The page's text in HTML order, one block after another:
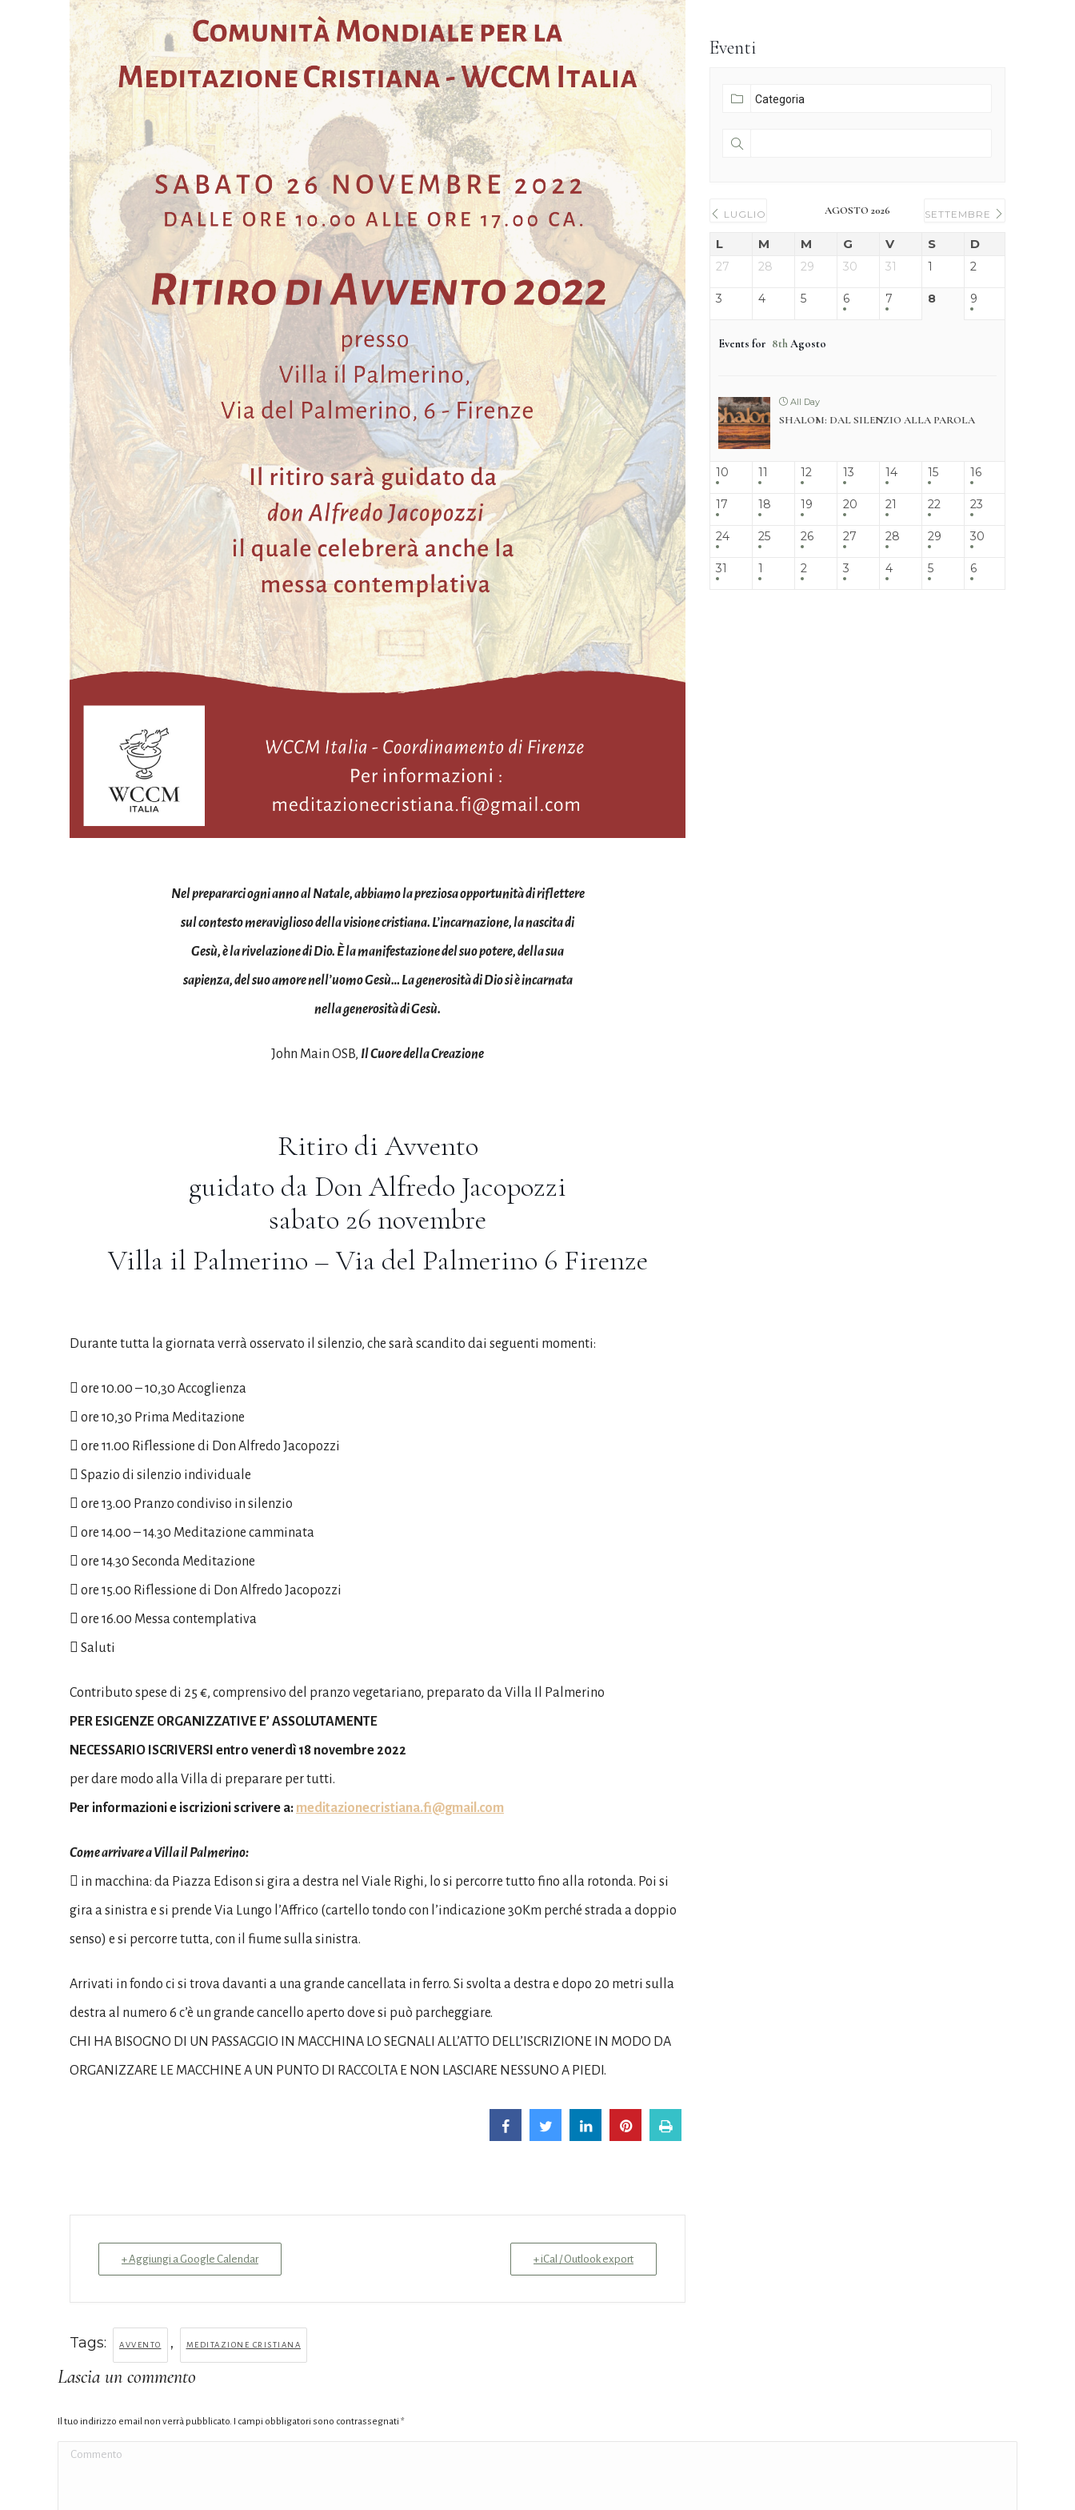
Nel prepararci ogni anno al Natale, abbiamo la preziosa opportunità di riflettere
sul contesto meraviglioso della visione cristiana. L’incarnazione, la nascita di
Gesù, è la rivelazione di Dio. È la manifestazione del suo potere, della sua
sapienza, del suo amore nell’uomo Gesù… La generosità di Dio si è incarnata
nella generosità di Gesù.
John Main OSB, Il Cuore della Creazione
Ritiro di Avvento
guidato da Don Alfredo Jacopozzi
sabato 26 novembre
Villa il Palmerino – Via del Palmerino 6 Firenze
Durante tutta la giornata verrà osservato il silenzio, che sarà scandito dai seguenti momenti:
 ore 10.00 – 10,30 Accoglienza
 ore 10,30 Prima Meditazione
 ore 11.00 Riflessione di Don Alfredo Jacopozzi
 Spazio di silenzio individuale
 ore 13.00 Pranzo condiviso in silenzio
 ore 14.00 – 14.30 Meditazione camminata
 ore 14.30 Seconda Meditazione
 ore 15.00 Riflessione di Don Alfredo Jacopozzi
 ore 16.00 Messa contemplativa
 Saluti
Contributo spese di 25 €, comprensivo del pranzo vegetariano, preparato da Villa Il Palmerino
PER ESIGENZE ORGANIZZATIVE E’ ASSOLUTAMENTE
NECESSARIO ISCRIVERSI entro venerdì 18 novembre 2022
per dare modo alla Villa di preparare per tutti.
Per informazioni e iscrizioni scrivere a: meditazionecristiana.fi@gmail.com
Come arrivare a Villa il Palmerino:
 in macchina: da Piazza Edison si gira a destra nel Viale Righi, lo si percorre tutto fino alla rotonda. Poi si
gira a sinistra e si prende Via Lungo l’Affrico (cartello tondo con l’indicazione 30Km perché strada a doppio
senso) e si percorre tutta, con il fiume sulla sinistra.
Arrivati in fondo ci si trova davanti a una grande cancellata in ferro. Si svolta a destra e dopo 20 metri sulla
destra al numero 6 c’è un grande cancello aperto dove si può parcheggiare.
CHI HA BISOGNO DI UN PASSAGGIO IN MACCHINA LO SEGNALI ALL’ATTO DELL’ISCRIZIONE IN MODO DA
ORGANIZZARE LE MACCHINE A UN PUNTO DI RACCOLTA E NON LASCIARE NESSUNO A PIEDI.
+ Aggiungi a Google Calendar + iCal / Outlook export
Tags: AVVENTO , MEDITAZIONE CRISTIANA
Eventi
LUGLIO AGOSTO 2026 SETTEMBRE
L M M G V S D
27 28 29 30 31 1 2
3 4 5 6 7 8 9
Events for 8thAgosto
All Day
SHALOM: DAL SILENZIO ALLA PAROLA
10 11 12 13 14 15 16
17 18 19 20 21 22 23
24 25 26 27 28 29 30
31 1 2 3 4 5 6
Lascia un commento
Il tuo indirizzo email non verrà pubblicato. I campi obbligatori sono contrassegnati *
Commento